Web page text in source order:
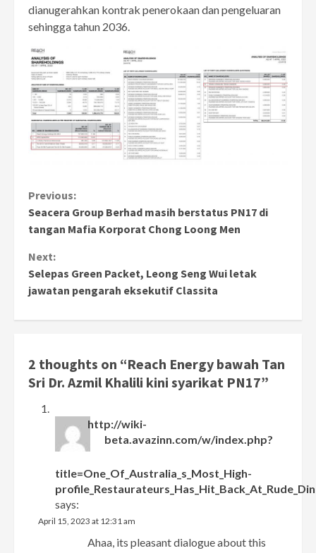
dianugerahkan kontrak penerokaan dan pengeluaran
sehingga tahun 2036.
Continue
Reading
Previous:
Seacera Group Berhad masih berstatus PN17 di
tangan Mafia Korporat Chong Loong Men
Next:
Selepas Green Packet, Leong Seng Wui letak
jawatan pengarah eksekutif Classita
2 thoughts on “Reach Energy bawah Tan
Sri Dr. Azmil Khalili kini syarikat PN17”
http://wiki-
beta.avazinn.com/w/index.php?
title=One_Of_Australia_s_Most_High-
says:
April 15, 2023 at 12:31 am
Ahaa, its pleasant dialogue about this